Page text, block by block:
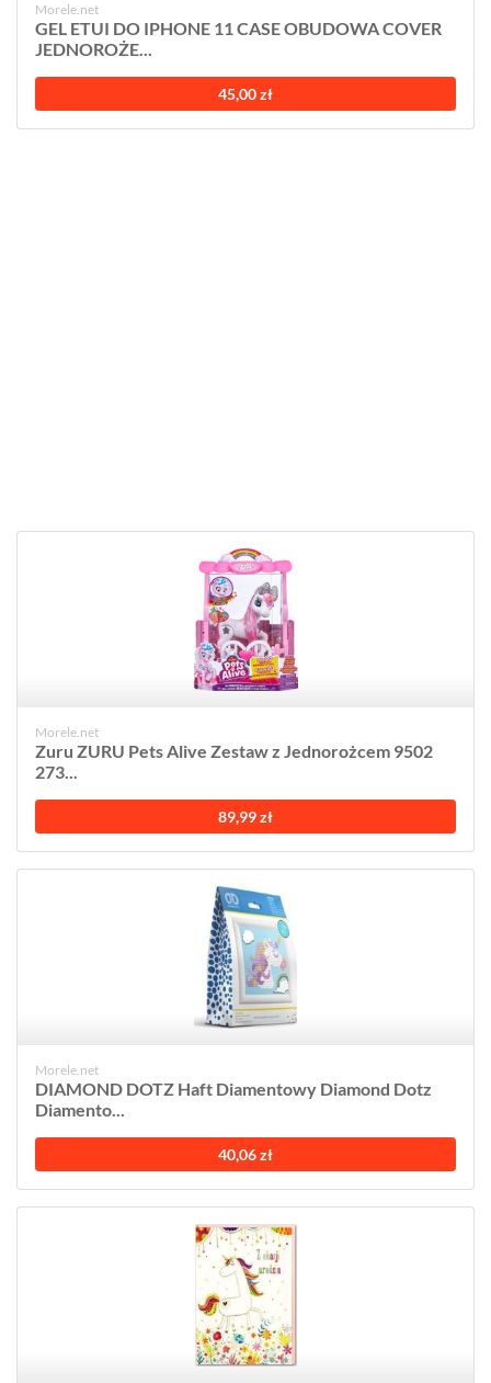
Morele.net
GEL ETUI DO IPHONE 11 CASE OBUDOWA COVER
JEDNOROŻE...
45,00 zł
Morele.net
Zuru ZURU Pets Alive Zestaw z Jednorożcem 9502
273...
89,99 zł
Morele.net
DIAMOND DOTZ Haft Diamentowy Diamond Dotz
Diamento...
40,06 zł